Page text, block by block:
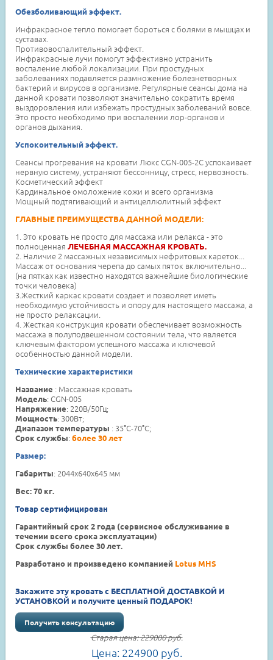
Обезболивающий эффект.
Инфракрасное тепло помогает бороться с болями в мышцах и
суставах.
Противовоспалительный эффект.
Инфракрасные лучи помогут эффективно устранить
воспаление любой локализации. При простудных
заболеваниях подавляется размножение болезнетворных
бактерий и вирусов в организме. Регулярные сеансы дома на
данной кровати позволяют значительно сократить время
выздоровления или избежать простудных заболеваний вовсе.
Это просто необходимо при воспалении лор-органов и
органов дыхания.
Успокоительный эффект.
Сеансы прогревания на кровати Люкс CGN-005-2C успокаивает
нервную систему, устраняют бессонницу, стресс, нервозность.
Косметический эффект
Кардинальное омоложение кожи и всего организма
Мощный подтягивающий и антицеллюлитный эффект
ГЛАВНЫЕ ПРЕИМУЩЕСТВА ДАННОЙ МОДЕЛИ:
1. Это кровать не просто для массажа или релакса - это
полноценнаяЛЕЧЕБНАЯ МАССАЖНАЯ КРОВАТЬ.
2. Наличие 2 массажных независимых нефритовых кареток...
Массаж от основания черепа до самых пяток включительно...
(на пятках как известно находятся важнейшие биологические
точки человека)
3.Жесткий каркас кровати создает и позволяет иметь
необходимую устойчивость и опору для настоящего массажа, а
не просто релаксации.
4. Жесткая конструкция кровати обеспечивает возможность
массажа в полуподвешенном состоянии тела, что является
ключевым фактором успешного массажа и ключевой
особенностью данной модели.
Технические характеристики
Название : Массажная кровать
Модель: CGN-005
Напряжение: 220В/50Гц;
Мощность: 300Вт;
Диапазон температуры : 35°С-70°С;
Срок службы:более 30 лет
Размер:
Габариты: 2044x640x645 мм
Вес: 70 кг.
Товар сертифицирован
Гарантийный срок 2 года (сервисное обслуживание в
течении всего срока эксплуатации)
Срок службы более 30 лет.
Разработано и произведено компанией Lotus MHS
Закажите эту кровать с БЕСПЛАТНОЙ ДОСТАВКОЙ И
УСТАНОВКОЙ и получите ценный ПОДАРОК!
Получить консультацию
Старая цена:229000руб.
Цена: 224900 руб.